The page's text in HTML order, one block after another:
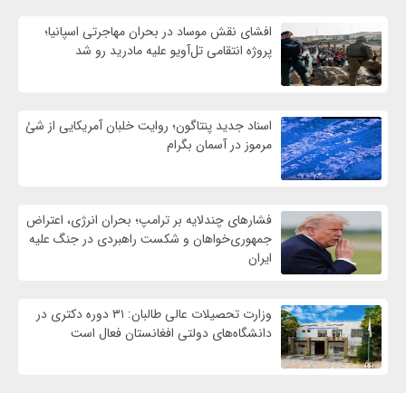
افشای نقش موساد در بحران مهاجرتی اسپانیا؛
پروژه انتقامی تل‌آویو علیه مادرید رو شد
اسناد جدید پنتاگون؛ روایت خلبان آمریکایی از شئ
مرموز در آسمان بگرام
فشارهای چندلایه بر ترامپ؛ بحران انرژی، اعتراض
جمهوری‌خواهان و شکست راهبردی در جنگ علیه
ایران
وزارت تحصیلات عالی طالبان: ۳۱ دوره دکتری در
دانشگاه‌های دولتی افغانستان فعال است